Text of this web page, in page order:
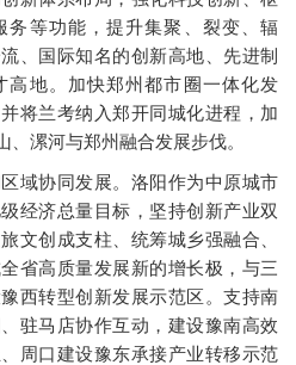
务等功能，提升集聚、裂变、辐
、国际知名的创新高地、先进制
高地。加快郑州都市圈一体化发
将兰考纳入郑开同城化进程，加
漯河与郑州融合发展步伐。
协同发展。洛阳作为中原城市
经济总量目标，坚持创新产业双
文创成支柱、统筹城乡强融合、
省高质量发展新的增长极，与三
西转型创新发展示范区。支持南
驻马店协作互动，建设豫南高效
周口建设豫东承接产业转移示范